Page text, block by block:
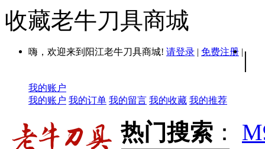
收藏老牛刀具商城
嗨，欢迎来到阳江老牛刀具商城! 请登录 | 免费注册 | |
我的账户
我的账户 我的订单 我的留言 我的收藏 我的推荐
热门搜索 ：